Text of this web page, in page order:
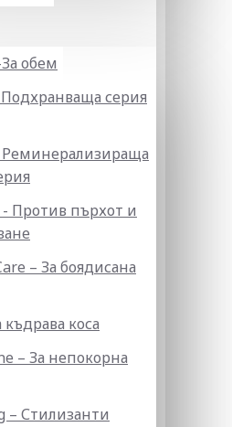
обем
серия
Реминерализираща
- Против пърхот и
– За боядисана
къдрава коса
– За непокорна
– Стилизанти